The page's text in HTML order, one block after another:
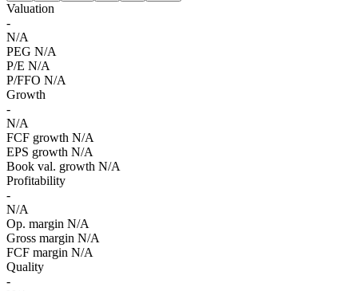
Valuation
-
N/A
PEG N/A
P/E N/A
P/FFO N/A
Growth
-
N/A
FCF growth N/A
EPS growth N/A
Book val. growth N/A
Profitability
-
N/A
Op. margin N/A
Gross margin N/A
FCF margin N/A
Quality
-